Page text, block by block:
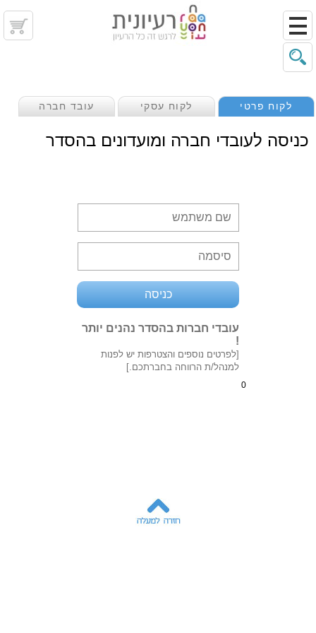
לקוח פרטי לקוח עסקי עובד חברה
כניסה לעובדי חברה ומועדונים בהסדר
עובדי חברות בהסדר נהנים יותר
!
[לפרטים נוספים והצטרפות יש לפנות
למנהל/ת הרווחה בחברתכם.]
0